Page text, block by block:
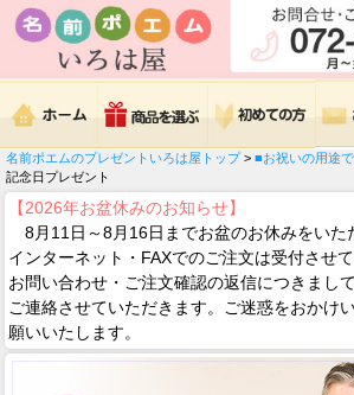
名前ポエムのプレゼントいろは屋トップ> ■お祝いの用途
記念日プレゼント
【2026年お盆休みのお知らせ】
8月11日～8月16日までお盆のお休みをいた
インターネット・FAXでのご注文は受付させ
お問い合わせ・ご注文確認の返信につきまし
ご連絡させていただきます。ご迷惑をおかけ
願いいたします。